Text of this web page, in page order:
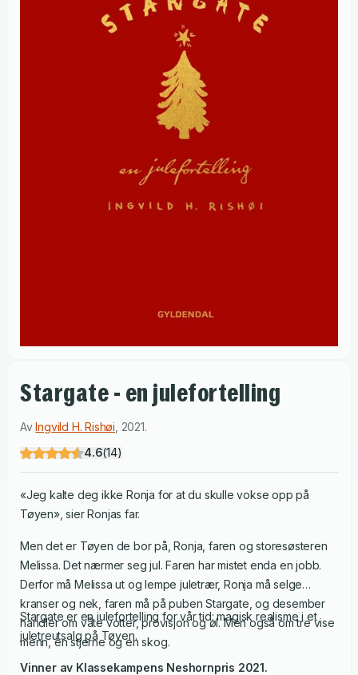
Stargate - en julefortelling
AvIngvild H. Rishøi 2021.
4.6(14)
«Jeg kalte deg ikke Ronja for at du skulle vokse opp på
Tøyen», sier Ronjas far.
Men det er Tøyen de bor på, Ronja, faren og storesøsteren
Melissa. Det nærmer seg jul. Faren har mistet enda en jobb.
Derfor må Melissa ut og lempe juletrær, Ronja må selge
kranser og nek, faren må på puben Stargate, og desember
handler om våte votter, provisjon og øl. Men også om tre vise
menn, en stjerne og en skog.
Stargate er en julefortelling for vår tid: magisk realisme i et
juletreutsalg på Tøyen.
Vinner av Klassekampens Neshornpris 2021.